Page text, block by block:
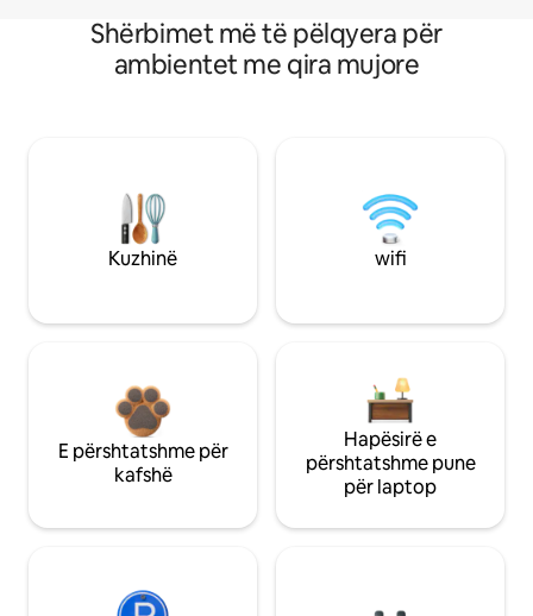
Shërbimet më të pëlqyera për
ambientet me qira mujore
Kuzhinë wifi
E përshtatshme për
kafshë
Hapësirë e
përshtatshme pune
për laptop